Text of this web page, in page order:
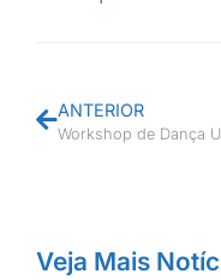
ANTERIOR
Workshop de Dança
Veja Mais